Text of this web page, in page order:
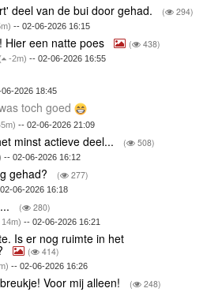
deel van de bui door gehad. ( 294)
-- 02-06-2026 16:15
Hier een natte poes ( 438)
-2m) -- 02-06-2026 16:55
2026 18:45
toch goed
-- 02-06-2026 21:09
minst actieve deel... ( 508)
-- 02-06-2026 16:12
gehad? ( 277)
06-2026 16:18
( 280)
-- 02-06-2026 16:21
Is er nog ruimte in het
( 414)
-- 02-06-2026 16:26
Voor mij alleen! ( 248)